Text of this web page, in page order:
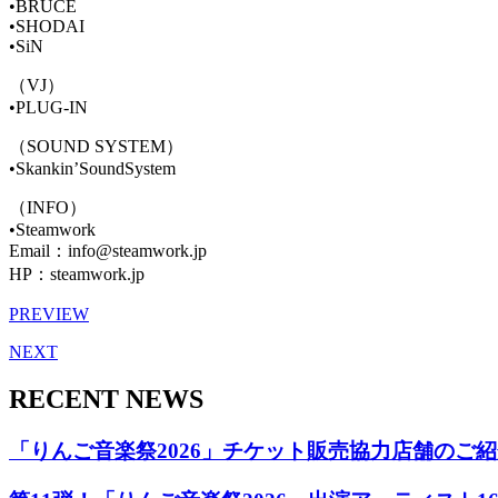
•BRUCE
•SHODAI
•SiN
（VJ）
•PLUG-IN
（SOUND SYSTEM）
•Skankin’SoundSystem
（INFO）
•Steamwork
Email：info@steamwork.jp
HP：steamwork.jp
PREVIEW
NEXT
RECENT NEWS
「りんご音楽祭2026」チケット販売協力店舗のご